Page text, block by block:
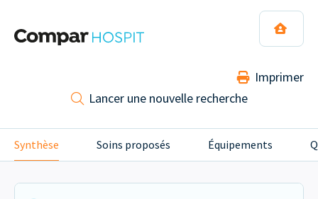
Lancer une nouvelle recherche
Imprimer
Synthèse Soins proposés Équipements